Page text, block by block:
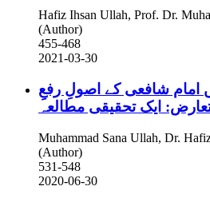
Hafiz Ihsan Ullah, Prof. Dr.
(Author)
455-468
2021-03-30
امام شافعی کے اصولِ رفعِ
Muhammad Sana Ullah, Dr.
(Author)
531-548
2020-06-30